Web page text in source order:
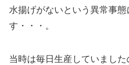
水揚げがないという異常事態
す・・・。
当時は毎日生産していまし